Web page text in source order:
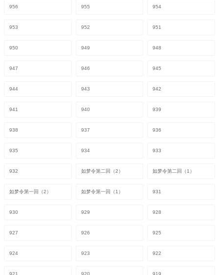
956 955 954
953 952 951
950 949 948
947 946 945
944 943 942
941 940 939
938 937 936
935 934 933
932 如梦令第二回（2） 如梦令第二回（1）
如梦令第一回（2） 如梦令第一回（1） 931
930 929 928
927 926 925
924 923 922
921 920 919